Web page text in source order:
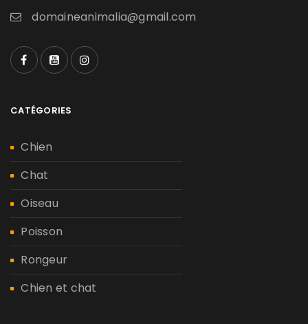
domaineanimalia@gmail.com
CATÉGORIES
Chien
Chat
Oiseau
Poisson
Rongeur
Chien et chat